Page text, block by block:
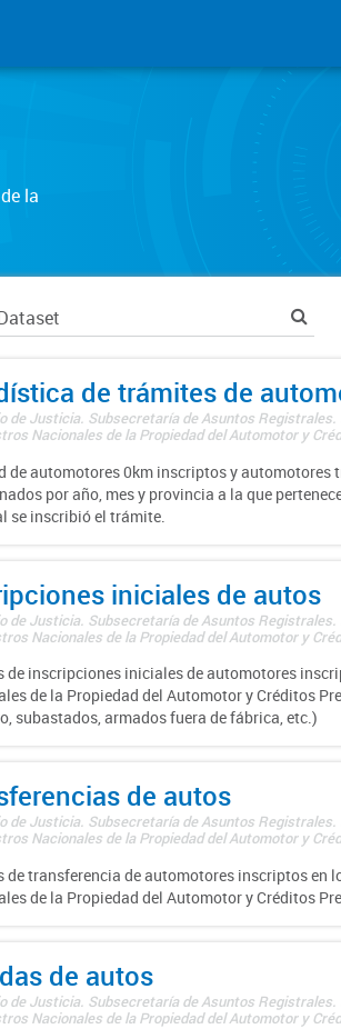
la
de trámites de
de Justicia. Subsecretaría de Asuntos Registrales.
Nacionales de la Propiedad del Automotor y
de automotores 0km inscriptos y automotores
por año, mes y provincia a la que
se inscribió el trámite.
iniciales de autos
de Justicia. Subsecretaría de Asuntos Registrales.
Nacionales de la Propiedad del Automotor y
de inscripciones iniciales de automotores
de la Propiedad del Automotor y Créditos
subastados, armados fuera de fábrica, etc.)
de autos
de Justicia. Subsecretaría de Asuntos Registrales.
Nacionales de la Propiedad del Automotor y
de transferencia de automotores inscriptos en
de la Propiedad del Automotor y Créditos
de autos
de Justicia. Subsecretaría de Asuntos Registrales.
Nacionales de la Propiedad del Automotor y